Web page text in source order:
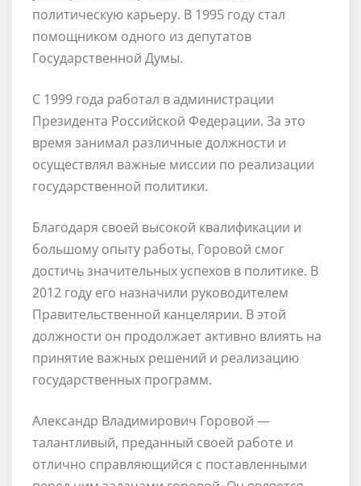
политическую карьеру. В 1995 году стал
помощником одного из депутатов
Государственной Думы.
С 1999 года работал в администрации
Президента Российской Федерации. За это
время занимал различные должности и
осуществлял важные миссии по реализации
государственной политики.
Благодаря своей высокой квалификации и
большому опыту работы, Горовой смог
достичь значительных успехов в политике. В
2012 году его назначили руководителем
Правительственной канцелярии. В этой
должности он продолжает активно влиять на
принятие важных решений и реализацию
государственных программ.
Александр Владимирович Горовой —
талантливый, преданный своей работе и
отлично справляющийся с поставленными